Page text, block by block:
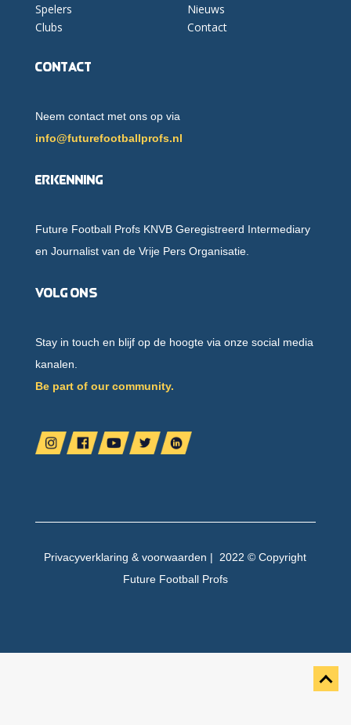
Spelers
Clubs
Nieuws
Contact
Contact
Neem contact met ons op via
info@futurefootballprofs.nl
Erkenning
Future Football Profs KNVB Geregistreerd Intermediary
en Journalist van de Vrije Pers Organisatie.
Volg ons
Stay in touch en blijf op de hoogte via onze social media
kanalen.
Be part of our community.
Privacyverklaring &voorwaarden | 2022 © Copyright
Future Football Profs